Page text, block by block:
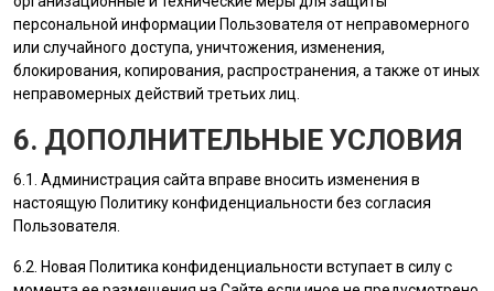
персональной информации Пользователя от неправомерного
или случайного доступа, уничтожения, изменения,
блокирования, копирования, распространения, а также от иных
неправомерных действий третьих лиц.
6. ДОПОЛНИТЕЛЬНЫЕ УСЛОВИЯ
6.1. Администрация сайта вправе вносить изменения в
настоящую Политику конфиденциальности без согласия
Пользователя
6.2. Новая Политика конфиденциальности вступает в силу с